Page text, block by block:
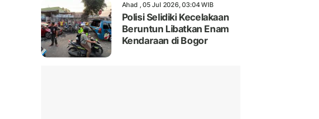
Ahad , 05 Jul 2026, 03:04 WIB
Polisi Selidiki Kecelakaan
Beruntun Libatkan Enam
Kendaraan di Bogor